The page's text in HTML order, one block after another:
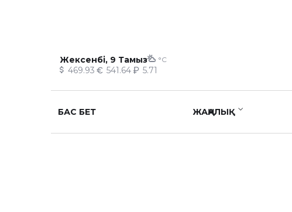
Жексенбі, 9 Тамыз °C
469.93 541.64 5.71
БАС БЕТ ЖАҢАЛЫҚ